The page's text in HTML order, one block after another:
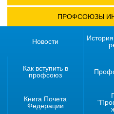
ПРОФСОЮЗЫ
Новости
Как вступить в
профсоюз
Книга Почета
Федерации